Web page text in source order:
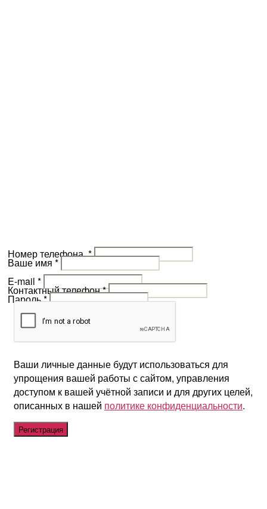
Номер телефона*
Ваше имя *
E-mail *
Контактный телефон*
Пароль*
Ваши личные данные будут использоваться для
упрощения вашей работы с сайтом, управления
доступом к вашей учётной записи и для других целей,
описанных в нашей политике конфиденциальности.
Регистрация